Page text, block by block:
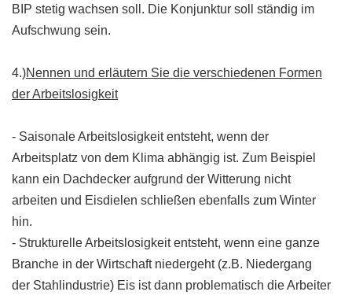
BIP stetig wachsen soll. Die Konjunktur soll ständig im
Aufschwung sein.
4.)Nennen und erläutern Sie die verschiedenen Formen
der Arbeitslosigkeit
- Saisonale Arbeitslosigkeit entsteht, wenn der
Arbeitsplatz von dem Klima abhängig ist. Zum Beispiel
kann ein Dachdecker aufgrund der Witterung nicht
arbeiten und Eisdielen schließen ebenfalls zum Winter
hin.
- Strukturelle Arbeitslosigkeit entsteht, wenn eine ganze
Branche in der Wirtschaft niedergeht (z.B. Niedergang
der Stahlindustrie) Eis ist dann problematisch die Arbeiter